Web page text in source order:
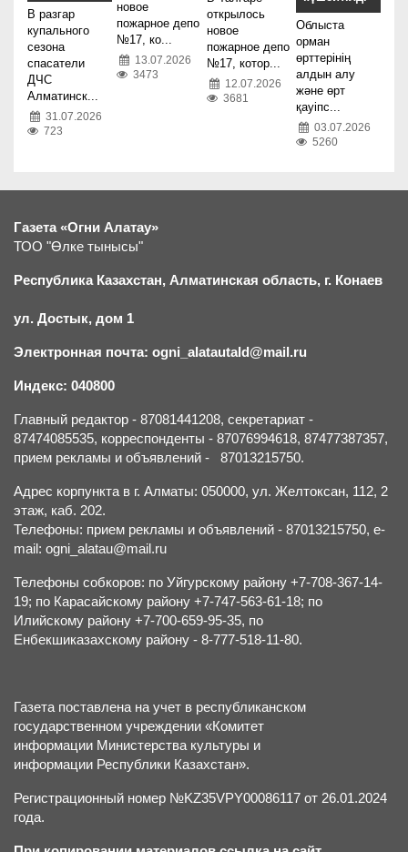
В разгар
купального
сезона
спасатели
ДЧС
Алматинск...
31.07.2026
723
новое
пожарное депо
№17, ко...
13.07.2026
3473
открылось
новое
пожарное депо
№17, котор...
12.07.2026
3681
Облыста
орман
өрттерінің
алдын алу
және өрт
қауіпс...
03.07.2026
5260
Газета «Огни Алатау»
ТОО "Өлке тынысы"
Республика Казахстан, Алматинская область, г. Конаев
ул. Достык, дом 1
Электронная почта: ogni_alatautald@mail.ru
Индекс: 040800
Главный редактор - 87081441208, секретариат -
87474085535, корреспонденты - 87076994618, 87477387357,
прием рекламы и объявлений - 87013215750.
Адрес корпункта в г. Алматы: 050000, ул. Желтоксан, 112, 2
этаж, каб. 202.
Телефоны: прием рекламы и объявлений - 87013215750, e-
mail: ogni_alatau@mail.ru
Телефоны собкоров: по Уйгурскому району +7-708-367-14-
19; по Карасайскому району +7-747-563-61-18; по
Илийскому району +7-700-659-95-35, по
Енбекшиказахскому району - 8-777-518-11-80.
Газета поставлена на учет в республиканском
государственном учреждении «Комитет
информации Министерства культуры и
информации Республики Казахстан».
Регистрационный номер №KZ35VPY00086117 от 26.01.2024
года.